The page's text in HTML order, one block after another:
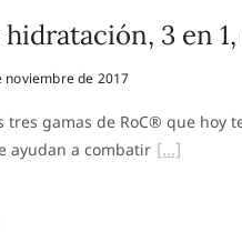
3 en
noviembre de 2017
tres gamas de RoC® que hoy
ayudan a combatir